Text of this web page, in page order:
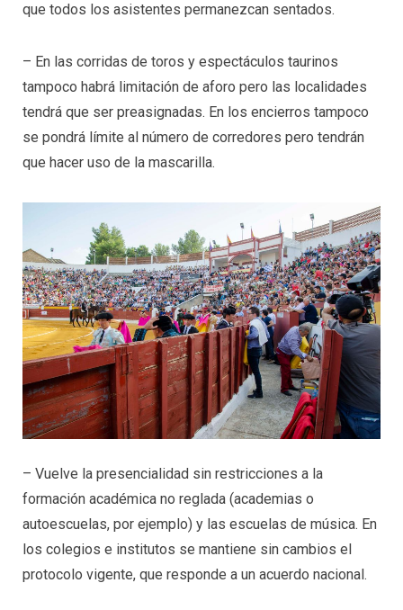
que todos los asistentes permanezcan sentados.
– En las corridas de toros y espectáculos taurinos
tampoco habrá limitación de aforo pero las localidades
tendrá que ser preasignadas. En los encierros tampoco
se pondrá límite al número de corredores pero tendrán
que hacer uso de la mascarilla.
– Vuelve la presencialidad sin restricciones a la
formación académica no reglada (academias o
autoescuelas, por ejemplo) y las escuelas de música. En
los colegios e institutos se mantiene sin cambios el
protocolo vigente, que responde a un acuerdo nacional.